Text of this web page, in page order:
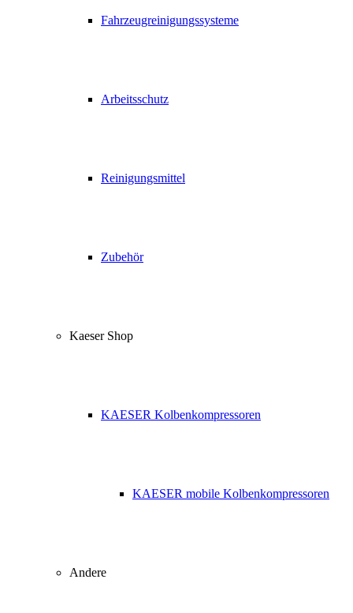
Fahrzeugreinigungssysteme
Arbeitsschutz
Reinigungsmittel
Zubehör
Kaeser Shop
KAESER Kolbenkompressoren
KAESER mobile Kolbenkompressoren
Andere